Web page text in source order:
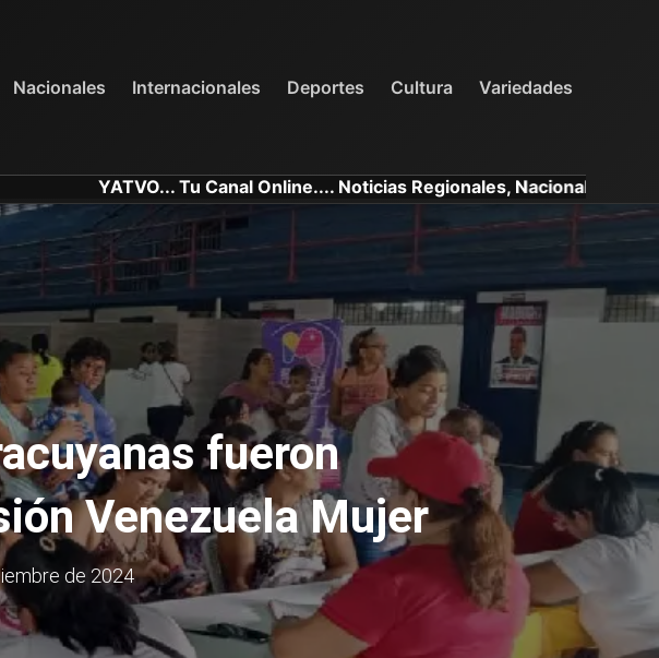
Nacionales Internacionales Deportes Cultura Variedades
YATVO... Tu Canal Online.... Noticias Regionales, Nacionales e
fueron
Venezuela Mujer
de 2024